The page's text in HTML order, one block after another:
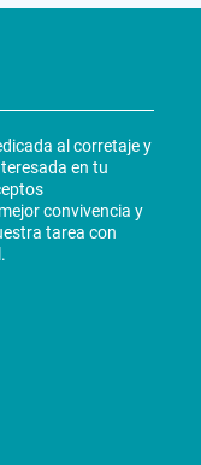
al corretaje y
en tu
convivencia y
tarea con